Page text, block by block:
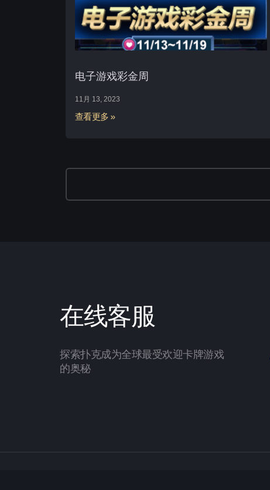
电子游戏彩金周
11月 13, 2023
查看更多 »
在线客服
探索扑克成为全球最受欢迎卡牌游戏
的奥秘